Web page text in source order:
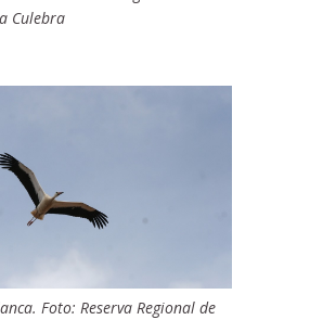
Culebra
Foto: Reserva Regional de